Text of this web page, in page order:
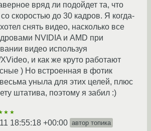
вряд ли подойдет та, что
скоростью до 30 кадров. Я когда-
снять видео, насколько все
NVIDIA и AMD при
видео используя
и как же круто работают
) Но встроенная в фотик
уныла для этих целей, плюс
штатива, поэтому я забил :)
18:55:18 +00:00 автор топика